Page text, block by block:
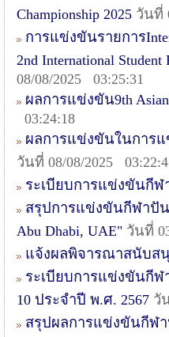
Championship 2025 วันที่
การแข่งขันรายการ
2nd International Student
08/08/2025 03:25:31
ผลการแข่งขัน9th Asian
03:24:18
ผลการแข่งขันในการแข่
วันที่ 08/08/2025
ระเบียบการแข่งขันกีฬ
สรุปการแข่งขันกีฬาปันจั
Abu Dhabi, UAE" วันที่
แจ้งผลพิจารณาสนับส
ระเบียบการแข่งขันกีฬ
10 ประจำปี พ.ศ. 2567 วั
สรุปผลการแข่งขันกีฬา